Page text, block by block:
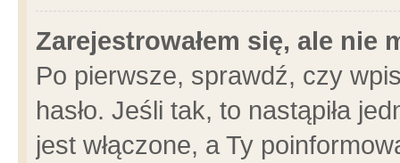
Zarejestrowałem się, ale nie
Po pierwsze, sprawdź, czy
hasło. Jeśli tak, to nastąpiła
jest włączone, a Ty